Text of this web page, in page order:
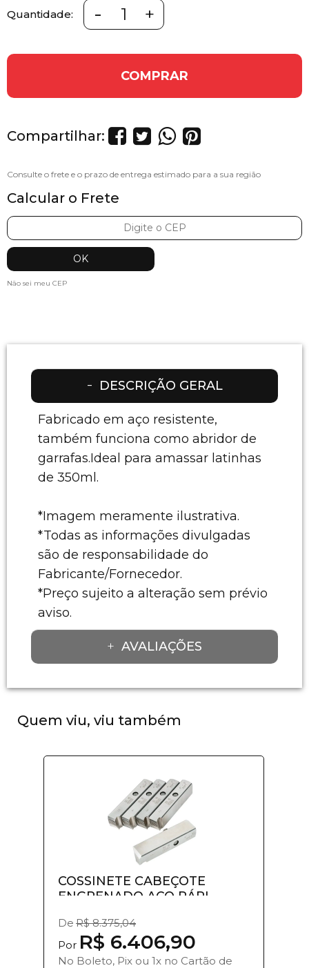
Quantidade: - +
COMPRAR
Compartilhar:
Calcular o Frete
Não sei meu CEP
DESCRIÇÃO GERAL
Fabricado em aço resistente,
também funciona como abridor de
garrafas.Ideal para amassar latinhas
de 350ml.
*Imagem meramente ilustrativa.
*Todas as informações divulgadas
são de responsabilidade do
Fabricante/Fornecedor.
*Preço sujeito a alteração sem prévio
aviso.
AVALIAÇÕES
Quem viu, viu também
COSSINETE CABEÇOTE
ENGRENADO AÇO RÁPI...
De R$ 8.375,04
Por R$ 6.406,90
No Boleto, Pix ou 1x no Cartão de